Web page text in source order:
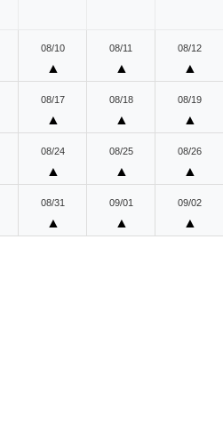
08/10
▲
08/11
▲
08/12
▲
08/17
▲
08/18
▲
08/19
▲
08/24
▲
08/25
▲
08/26
▲
08/31
▲
09/01
▲
09/02
▲